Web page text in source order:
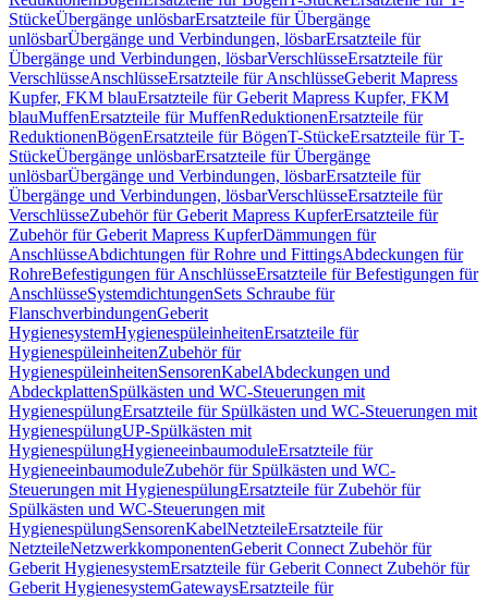
StückeÜbergänge unlösbarErsatzteile für Übergänge
unlösbarÜbergänge und Verbindungen, lösbarErsatzteile für
Übergänge und Verbindungen, lösbarVerschlüsseErsatzteile für
VerschlüsseAnschlüsseErsatzteile für AnschlüsseGeberit Mapress
Kupfer, FKM blauErsatzteile für Geberit Mapress Kupfer, FKM
blauMuffenErsatzteile für MuffenReduktionenErsatzteile für
ReduktionenBögenErsatzteile für BögenT-StückeErsatzteile für T-
StückeÜbergänge unlösbarErsatzteile für Übergänge
unlösbarÜbergänge und Verbindungen, lösbarErsatzteile für
Übergänge und Verbindungen, lösbarVerschlüsseErsatzteile für
VerschlüsseZubehör für Geberit Mapress KupferErsatzteile für
Zubehör für Geberit Mapress KupferDämmungen für
AnschlüsseAbdichtungen für Rohre und FittingsAbdeckungen für
RohreBefestigungen für AnschlüsseErsatzteile für Befestigungen für
AnschlüsseSystemdichtungenSets Schraube für
FlanschverbindungenGeberit
HygienesystemHygienespüleinheitenErsatzteile für
HygienespüleinheitenZubehör für
HygienespüleinheitenSensorenKabelAbdeckungen und
AbdeckplattenSpülkästen und WC-Steuerungen mit
HygienespülungErsatzteile für Spülkästen und WC-Steuerungen mit
HygienespülungUP-Spülkästen mit
HygienespülungHygieneeinbaumoduleErsatzteile für
HygieneeinbaumoduleZubehör für Spülkästen und WC-
Steuerungen mit HygienespülungErsatzteile für Zubehör für
Spülkästen und WC-Steuerungen mit
HygienespülungSensorenKabelNetzteileErsatzteile für
NetzteileNetzwerkkomponentenGeberit Connect Zubehör für
Geberit HygienesystemErsatzteile für Geberit Connect Zubehör für
Geberit HygienesystemGatewaysErsatzteile für